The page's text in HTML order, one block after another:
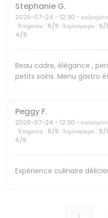
Stephanie G
2026-07-24 - 12:30 -
Υπηρεσία : 5/5 Ατμόσφαιρα : 5/
4/5
Beau cadre, élégance ,
petits soins. Menu gastro
Peggy F
2026-07-24 - 12:30 -
Υπηρεσία : 5/5 Ατμόσφαιρα : 5/
5/5
Expérience culinaire